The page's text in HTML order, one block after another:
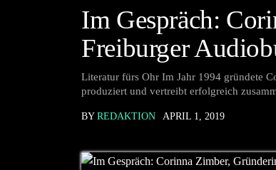
Im Gespräch:
Freiburger
Literatur fürs Ohr Im Jahr 1994 gründete
produziert und vertreibt erfolgreich
BY REDAKTION APRIL 1, 2019